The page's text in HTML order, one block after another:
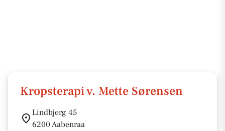
Kropsterapi v. Mette Sørensen
Lindbjerg 45
6200 Aabenraa